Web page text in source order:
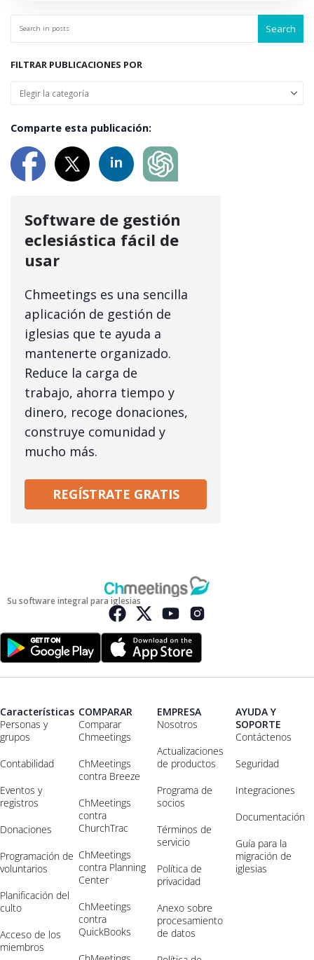
Search
FILTRAR PUBLICACIONES POR
Comparte esta publicación:
Software de gestión
eclesiástica fácil de
usar
Chmeetings es una sencilla
aplicación de gestión de
iglesias que te ayuda a
mantenerte organizado.
Reduce la carga de
trabajo, ahorra tiempo y
dinero, recoge donaciones,
construye comunidad y
mucho más.
REGÍSTRATE GRATIS
Su software integral para iglesias
Características
Personas y
grupos
Contabilidad
Eventos y
registros
Donaciones
Programación de
voluntarios
Planificación del
culto
Acceso de los
miembros
COMPARAR
Comparar
Chmeetings
ChMeetings
contra Breeze
ChMeetings
contra
ChurchTrac
ChMeetings
contra Planning
Center
ChMeetings
contra
QuickBooks
EMPRESA
Nosotros
Actualizaciones
de productos
Programa de
socios
Términos de
servicio
Política de
privacidad
Anexo sobre
procesamiento
de datos
AYUDA Y
SOPORTE
Contáctenos
Seguridad
Integraciones
Documentación
Guía para la
migración de
iglesias